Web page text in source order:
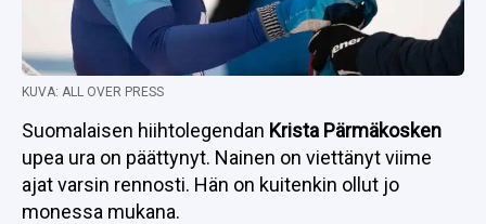
KUVA: ALL OVER PRESS
Suomalaisen hiihtolegendan Krista Pärmäkosken
upea ura on päättynyt. Nainen on viettänyt viime
ajat varsin rennosti. Hän on kuitenkin ollut jo
monessa mukana.